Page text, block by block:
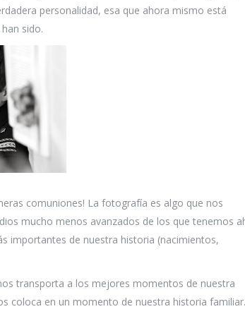
personalidad, esa que ahora mismo está
sido.
comuniones! La fotografía es algo que nos
mucho menos avanzados de los que tenemos
importantes de nuestra historia (nacimientos,
transporta a los mejores momentos de nuestra
coloca en un momento de nuestra historia